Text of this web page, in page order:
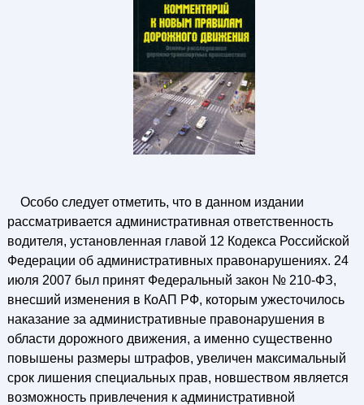
Особо следует отметить, что в данном издании
рассматривается административная ответственность
водителя, установленная главой 12 Кодекса Российской
Федерации об административных правонарушениях. 24
июля 2007 был принят Федеральный закон № 210-ФЗ,
внесший изменения в КоАП РФ, которым ужесточилось
наказание за административные правонарушения в
области дорожного движения, а именно существенно
повышены размеры штрафов, увеличен максимальный
срок лишения специальных прав, новшеством является
возможность привлечения к административной